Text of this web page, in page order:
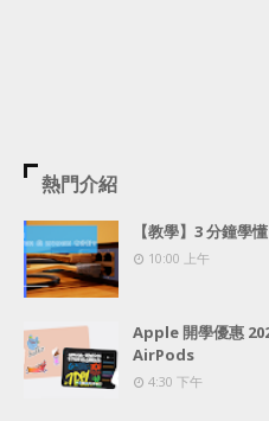
熱門介紹
【教學】3 分鐘
10:00 上午
Apple 開學優惠
AirPods
4:30 下午